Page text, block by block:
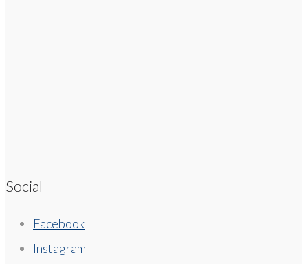
Social
Facebook
Instagram